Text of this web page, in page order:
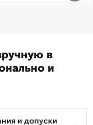
в
и
и допуски